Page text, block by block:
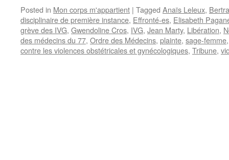
Posted in Mon corps m'appartient | Tagged Anaïs Leleux,
disciplinaire de première instance, Effronté-es, Elisabeth
grève des IVG, Gwendoline Cros, IVG, Jean Marty, Libération,
des médecins du 77, Ordre des Médecins, plainte, sage-femme
contre les violences obstétricales et gynécologiques, Tribune,